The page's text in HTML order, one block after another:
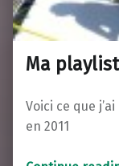
Ma playlist
Voici ce que
en 2011